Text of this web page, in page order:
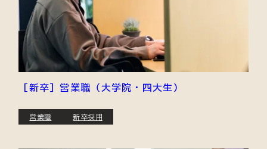
［新卒］営業職（大学院・四大生）
営業職 新卒採用